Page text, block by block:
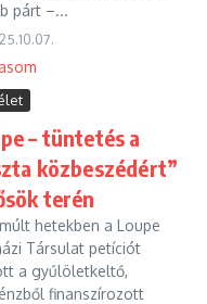
párt –...
– tüntetés a
közbeszédért”
terén
hetekben a Loupe
Társulat petíciót
a gyűlöletkeltő,
finanszírozott